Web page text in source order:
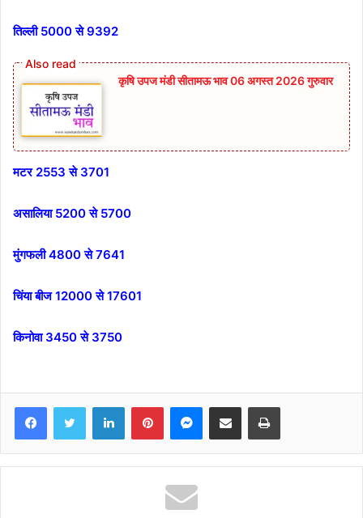
तिल्ली 5000 से 9392
कृषि उपज मंडी सीतामऊ भाव 06 अगस्त 2026 गुरुवार
मटर 2553 से 3701
असालिया 5200 से 5700
मुंगफली 4800 से 7641
चिंया बीज 12000 से 17601
किनोवा 3450 से 3750
FacebookTwitter LinkedInPinterestMessenger
Share via Email Print